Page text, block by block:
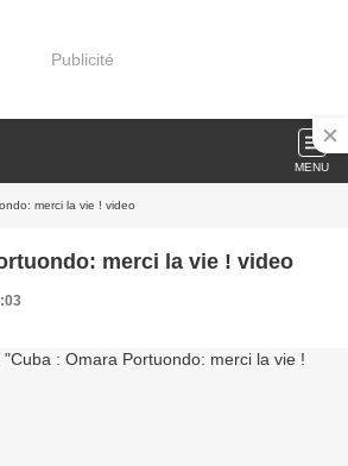
Publicité
MENU
merci la vie ! video
merci la vie ! video